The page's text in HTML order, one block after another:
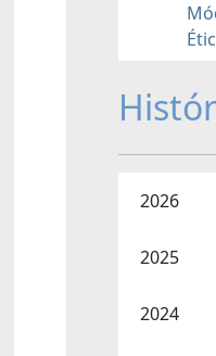
2026
2025
2024